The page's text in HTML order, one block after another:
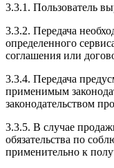
3.3.1. Пользователь
3.3.2. Передача
определенного
соглашения или
3.3.4. Передача
применимым
законодательством
3.3.5. В случае
обязательства по
применительно к